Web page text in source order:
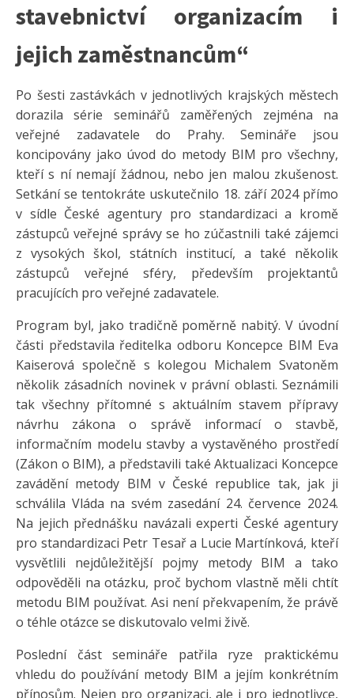
stavebnictví organizacím i
jejich zaměstnancům“
Po šesti zastávkách v jednotlivých krajských městech
dorazila série seminářů zaměřených zejména na
veřejné zadavatele do Prahy. Semináře jsou
koncipovány jako úvod do metody BIM pro všechny,
kteří s ní nemají žádnou, nebo jen malou zkušenost.
Setkání se tentokráte uskutečnilo 18. září 2024 přímo
v sídle České agentury pro standardizaci a kromě
zástupců veřejné správy se ho zúčastnili také zájemci
z vysokých škol, státních institucí, a také několik
zástupců veřejné sféry, především projektantů
pracujících pro veřejné zadavatele.
Program byl, jako tradičně poměrně nabitý. V úvodní
části představila ředitelka odboru Koncepce BIM Eva
Kaiserová společně s kolegou Michalem Svatoněm
několik zásadních novinek v právní oblasti. Seznámili
tak všechny přítomné s aktuálním stavem přípravy
návrhu zákona o správě informací o stavbě,
informačním modelu stavby a vystavěného prostředí
(Zákon o BIM), a představili také Aktualizaci Koncepce
zavádění metody BIM v České republice tak, jak ji
schválila Vláda na svém zasedání 24. července 2024.
Na jejich přednášku navázali experti České agentury
pro standardizaci Petr Tesař a Lucie Martínková, kteří
vysvětlili nejdůležitější pojmy metody BIM a tako
odpověděli na otázku, proč bychom vlastně měli chtít
metodu BIM používat. Asi není překvapením, že právě
o téhle otázce se diskutovalo velmi živě.
Poslední část semináře patřila ryze praktickému
vhledu do používání metody BIM a jejím konkrétním
přínosům. Nejen pro organizaci, ale i pro jednotlivce,